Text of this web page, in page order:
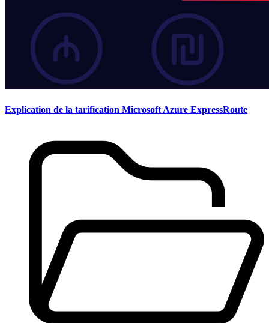
Explication de la tarification Microsoft Azure ExpressRoute